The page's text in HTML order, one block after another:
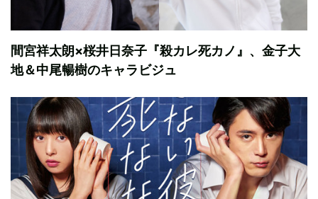
間宮祥太朗×桜井日奈子『殺カレ死カノ』、金子大
地＆中尾暢樹のキャラビジュ